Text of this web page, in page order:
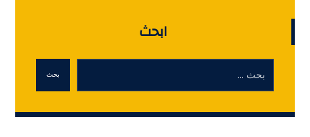
ابحث
بحث